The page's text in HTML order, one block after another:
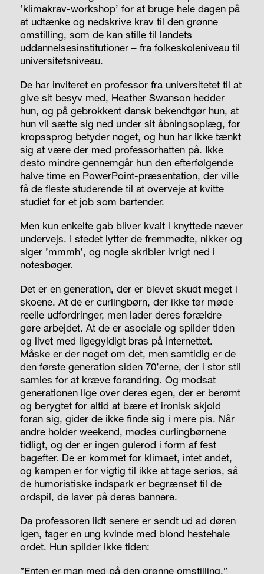
’klimakrav-workshop’ for at bruge hele dagen på
at udtænke og nedskrive krav til den grønne
omstilling, som de kan stille til landets
uddannelsesinstitutioner – fra folkeskoleniveau til
universitetsniveau.
De har inviteret en professor fra universitetet til at
give sit besyv med, Heather Swanson hedder
hun, og på gebrokkent dansk bekendtgør hun, at
hun vil sætte sig ned under sit åbningsoplæg, for
kropssprog betyder noget, og hun har ikke tænkt
sig at være der med professorhatten på. Ikke
desto mindre gennemgår hun den efterfølgende
halve time en PowerPoint-præsentation, der ville
få de fleste studerende til at overveje at kvitte
studiet for et job som bartender.
Men kun enkelte gab bliver kvalt i knyttede næver
undervejs. I stedet lytter de fremmødte, nikker og
siger ’mmmh’, og nogle skribler ivrigt ned i
notesbøger.
Det er en generation, der er blevet skudt meget i
skoene. At de er curlingbørn, der ikke tør møde
reelle udfordringer, men lader deres forældre
gøre arbejdet. At de er asociale og spilder tiden
og livet med ligegyldigt bras på internettet.
Måske er der noget om det, men samtidig er de
den første generation siden 70’erne, der i stor stil
samles for at kræve forandring. Og modsat
generationen lige over deres egen, der er berømt
og berygtet for altid at bære et ironisk skjold
foran sig, gider de ikke finde sig i mere pis. Når
andre holder weekend, mødes curlingbørnene
tidligt, og der er ingen gulerod i form af fest
bagefter. De er kommet for klimaet, intet andet,
og kampen er for vigtig til ikke at tage seriøs, så
de humoristiske indspark er begrænset til de
ordspil, de laver på deres bannere.
Da professoren lidt senere er sendt ud ad døren
igen, tager en ung kvinde med blond hestehale
ordet. Hun spilder ikke tiden:
”Enten er man med på den grønne omstilling,”